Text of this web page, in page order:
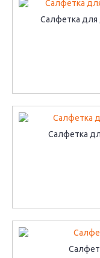
Салфетка для
Салфетка